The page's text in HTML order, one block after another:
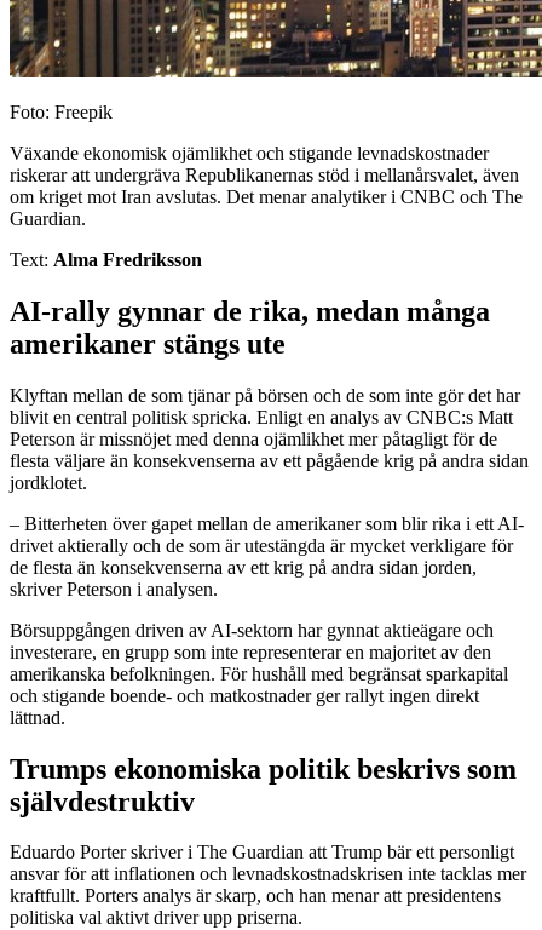
Foto: Freepik
Växande ekonomisk ojämlikhet och stigande levnadskostnader
riskerar att undergräva Republikanernas stöd i mellanårsvalet, även
om kriget mot Iran avslutas. Det menar analytiker i CNBC och The
Guardian.
Text: Alma Fredriksson
AI-rally gynnar de rika, medan många
amerikaner stängs ute
Klyftan mellan de som tjänar på börsen och de som inte gör det har
blivit en central politisk spricka. Enligt en analys av CNBC:s Matt
Peterson är missnöjet med denna ojämlikhet mer påtagligt för de
flesta väljare än konsekvenserna av ett pågående krig på andra sidan
jordklotet.
– Bitterheten över gapet mellan de amerikaner som blir rika i ett AI-
drivet aktierally och de som är utestängda är mycket verkligare för
de flesta än konsekvenserna av ett krig på andra sidan jorden,
skriver Peterson i analysen.
Börsuppgången driven av AI-sektorn har gynnat aktieägare och
investerare, en grupp som inte representerar en majoritet av den
amerikanska befolkningen. För hushåll med begränsat sparkapital
och stigande boende- och matkostnader ger rallyt ingen direkt
lättnad.
Trumps ekonomiska politik beskrivs som
självdestruktiv
Eduardo Porter skriver i The Guardian att Trump bär ett personligt
ansvar för att inflationen och levnadskostnadskrisen inte tacklas mer
kraftfullt. Porters analys är skarp, och han menar att presidentens
politiska val aktivt driver upp priserna.